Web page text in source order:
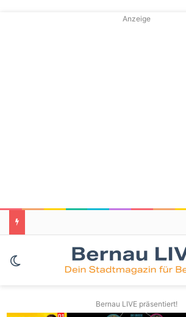
Anzeige
Skin umschalten
Bernau LIVE präsentiert!